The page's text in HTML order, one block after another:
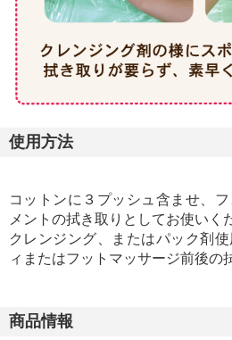
使用方法
コットンに３プッシュ含ませ、
メントの拭き取りとしてお使いく
クレンジング、またはパック剤
ィまたはフットマッサージ前後の
商品情報